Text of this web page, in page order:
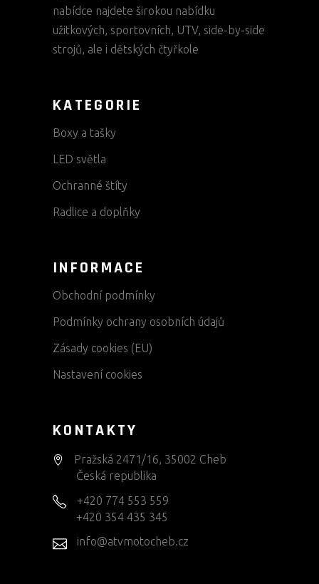
nabídce najdete širokou nabídku
užitkových, sportovních, UTV, side-by-side
strojů, ale i dětských čtyřkole
KATEGORIE
Boxy a tašky
LED světla
Ochranné štíty
Radlice a doplňky
INFORMACE
Obchodní podmínky
Podmínky ochrany osobních údajů
Zásady cookies (EU)
Nastavení cookies
KONTAKTY
Pražská 2471/16, 35002 Cheb
Česká republika
+420 774 553 559
+420 354 435 345
info@atvmotocheb.cz